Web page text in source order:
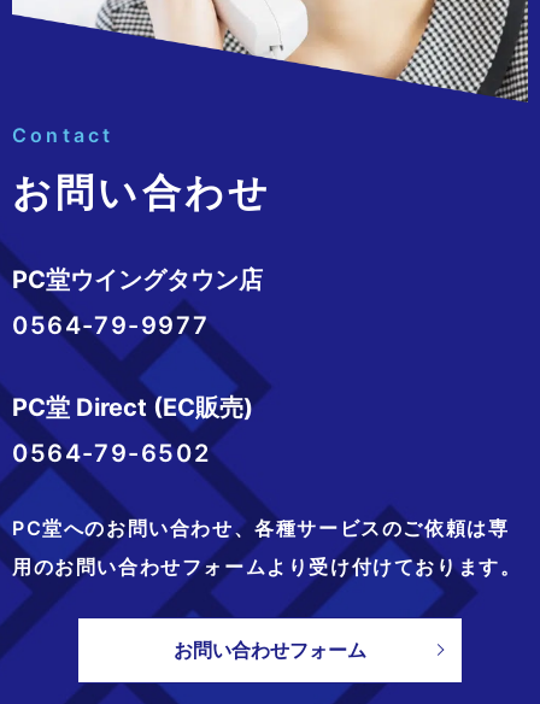
Contact
お問い合わせ
PC堂ウイングタウン店
0564-79-9977
PC堂 Direct (EC販売)
0564-79-6502
PC堂へのお問い合わせ、各種サービスのご依頼は専
用のお問い合わせフォームより 受け付けております。
お問い合わせフォーム